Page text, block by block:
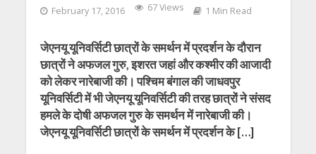
February 17, 2016 67 Views 1 Min Read
जेएनयू यूनिवर्सिटी छात्रों के समर्थन में प्रदर्शन के दौरान
छात्रों ने अफजल गुरु, इशरत जहां और कश्‍मीर की आजादी
को लेकर नारेबाजी की। पश्चिम बंगाल की जाधवपुर
यूनिवर्सिटी में भी जेएनयू यूनिवर्सिटी की तरह छात्रों ने संसद
हमले के दोषी अफजल गुरु के समर्थन में नारेबाजी की।
जेएनयू यूनिवर्सिटी छात्रों के समर्थन में प्रदर्शन के […]